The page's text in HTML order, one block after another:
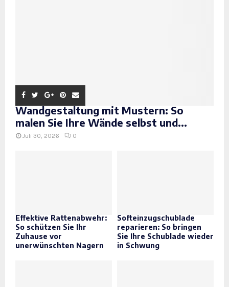
Wandgestaltung mit Mustern: So
malen Sie Ihre Wände selbst und...
Juli 30, 2026 0
Effektive Rattenabwehr:
So schützen Sie Ihr
Zuhause vor
unerwünschten Nagern
Softeinzugschublade
reparieren: So bringen
Sie Ihre Schublade wieder
in Schwung